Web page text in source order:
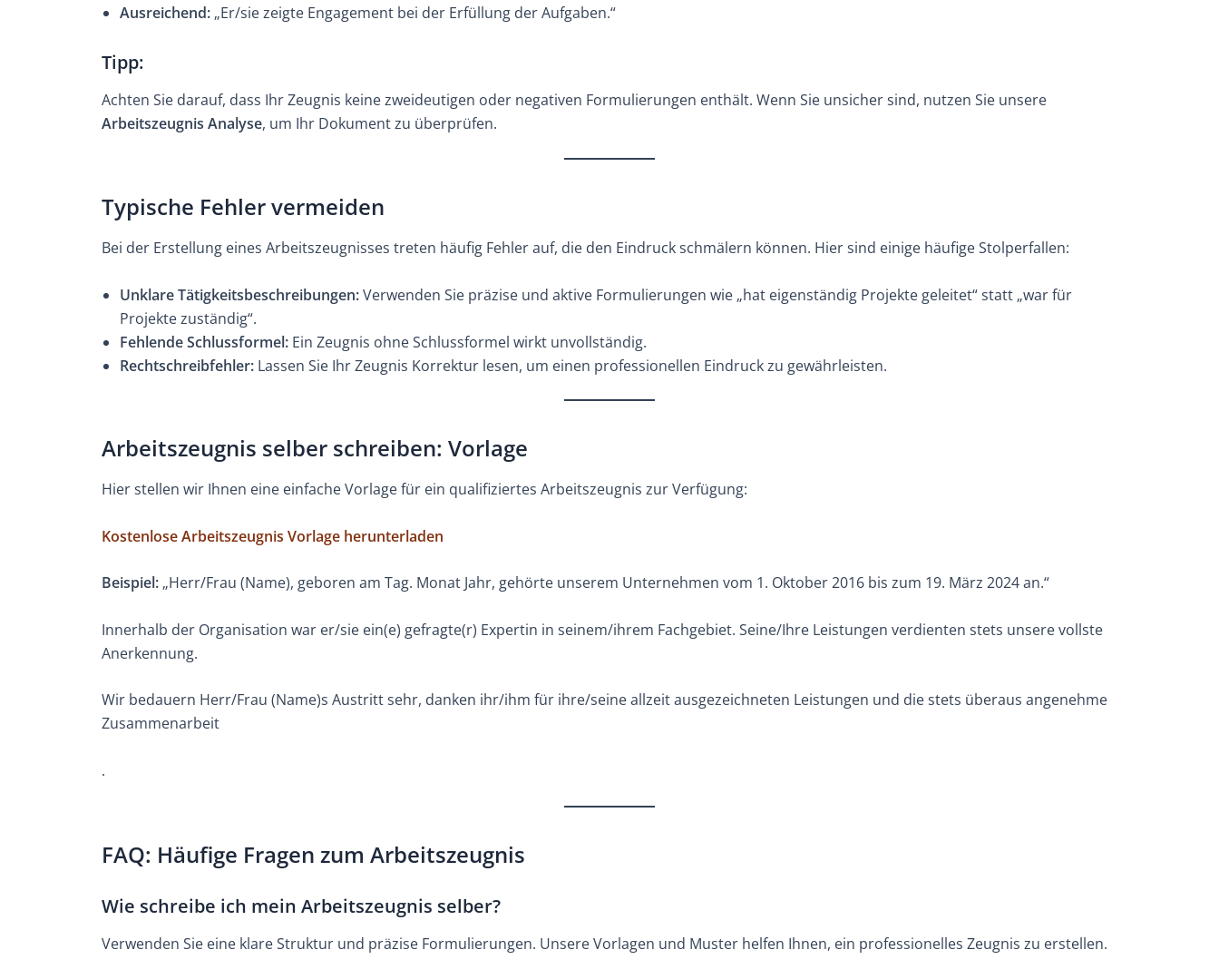
Ausreichend: „Er/sie zeigte Engagement bei der Erfüllung der Aufgaben.“
Tipp:
Achten Sie darauf, dass Ihr Zeugnis keine zweideutigen oder negativen Formulierungen enthält. Wenn Sie unsicher sind, nutzen Sie unsere
Arbeitszeugnis Analyse, um Ihr Dokument zu überprüfen.
Typische Fehler vermeiden
Bei der Erstellung eines Arbeitszeugnisses treten häufig Fehler auf, die den Eindruck schmälern können. Hier sind einige häufige Stolperfallen:
Unklare Tätigkeitsbeschreibungen:Verwenden Sie präzise und aktive Formulierungen wie „hat eigenständig Projekte geleitet“ statt „war für
Projekte zuständig“.
Fehlende Schlussformel: Ein Zeugnis ohne Schlussformel wirkt unvollständig.
Rechtschreibfehler: Lassen Sie Ihr Zeugnis Korrektur lesen, um einen professionellen Eindruck zu gewährleisten.
Arbeitszeugnis selber schreiben: Vorlage
Hier stellen wir Ihnen eine einfache Vorlage für ein qualifiziertes Arbeitszeugnis zur Verfügung:
Kostenlose Arbeitszeugnis Vorlage herunterladen
Beispiel: „Herr/Frau (Name), geboren am Tag. Monat Jahr, gehörte unserem Unternehmen vom 1. Oktober 2016 bis zum 19. März 2024 an.“
Innerhalb der Organisation war er/sie ein(e) gefragte(r) Expertin in seinem/ihrem Fachgebiet. Seine/Ihre Leistungen verdienten stets unsere vollste
Anerkennung.
Wir bedauern Herr/Frau (Name)s Austritt sehr, danken ihr/ihm für ihre/seine allzeit ausgezeichneten Leistungen und die stets überaus angenehme
Zusammenarbeit
.
FAQ: Häufige Fragen zum Arbeitszeugnis
Wie schreibe ich mein Arbeitszeugnis selber?
Verwenden Sie eine klare Struktur und präzise Formulierungen. Unsere Vorlagen und Muster helfen Ihnen, ein professionelles Zeugnis zu erstellen.